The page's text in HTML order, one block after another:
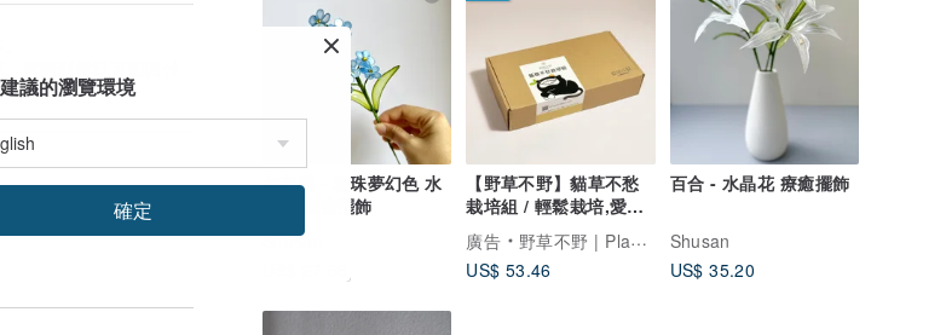
勿忘我 - 珍珠夢幻色 水
晶花 療癒擺飾
Shusan
【野草不野】貓草不愁
栽培組 / 輕鬆栽培,愛貓
生活新享受
廣告
野草不野 | PlantingArt
US$ 53.46
百合 - 水晶花 療癒擺飾
Shusan
US$ 35.20
實際到貨日可能因付
議的瀏覽環境
確定